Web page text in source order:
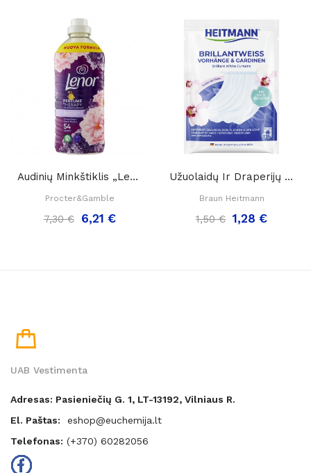
Audinių Minkštiklis „Lenor Amethyst Perfume...
Procter&Gamble
7,30 € 6,21 €
Užuolaidų Ir Draperijų Baliklis, Orchidėjų...
Braun Heitmann
1,50 € 1,28 €
UAB Vestimenta
Adresas: Pasieniečių G. 1, LT-13192, Vilniaus R.
El. Paštas:
eshop@euchemija.lt
Telefonas: (+370) 60282056